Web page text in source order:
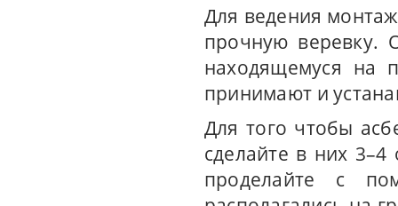
Для ведения
прочную веревку.
находящемуся на
принимают и
Для того чтобы
сделайте в них
проделайте с